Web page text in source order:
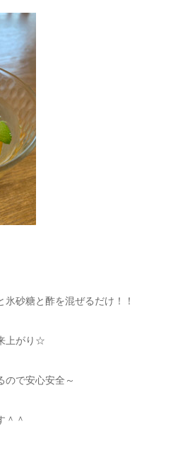
砂糖と酢を混ぜるだけ！！
上がり☆
ので安心安全～
＾＾